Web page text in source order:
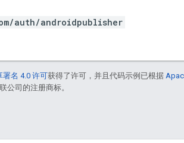
auth/androidpublisher
署名 4.0 许可获得了许可，并且代码示例已根据
公司的注册商标。